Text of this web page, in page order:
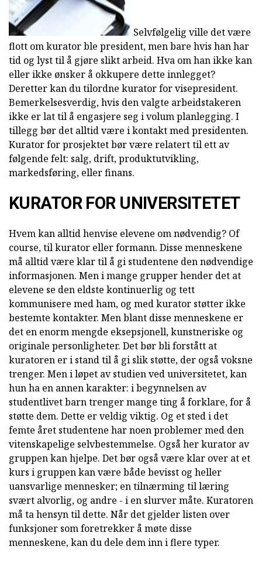
Selvfølgelig ville det være
flott om kurator ble president, men bare hvis han har
tid og lyst til å gjøre slikt arbeid. Hva om han ikke kan
eller ikke ønsker å okkupere dette innlegget?
Deretter kan du tilordne kurator for visepresident.
Bemerkelsesverdig, hvis den valgte arbeidstakeren
ikke er lat til å engasjere seg i volum planlegging. I
tillegg bør det alltid være i kontakt med presidenten.
Kurator for prosjektet bør være relatert til ett av
følgende felt: salg, drift, produktutvikling,
markedsføring, eller finans.
KURATOR FOR UNIVERSITETET
Hvem kan alltid henvise elevene om nødvendig? Of
course, til kurator eller formann. Disse menneskene
må alltid være klar til å gi studentene den nødvendige
informasjonen. Men i mange grupper hender det at
elevene se den eldste kontinuerlig og tett
kommunisere med ham, og med kurator støtter ikke
bestemte kontakter. Men blant disse menneskene er
det en enorm mengde eksepsjonell, kunstneriske og
originale personligheter. Det bør bli forstått at
kuratoren er i stand til å gi slik støtte, der også voksne
trenger. Men i løpet av studien ved universitetet, kan
hun ha en annen karakter: i begynnelsen av
studentlivet barn trenger mange ting å forklare, for å
støtte dem. Dette er veldig viktig. Og et sted i det
femte året studentene har noen problemer med den
vitenskapelige selvbestemmelse. Også her kurator av
gruppen kan hjelpe. Det bør også være klar over at et
kurs i gruppen kan være både bevisst og heller
uansvarlige mennesker; en tilnærming til læring
svært alvorlig, og andre - i en slurver måte. Kuratoren
må ta hensyn til dette. Når det gjelder listen over
funksjoner som foretrekker å møte disse
menneskene, kan du dele dem inn i flere typer.